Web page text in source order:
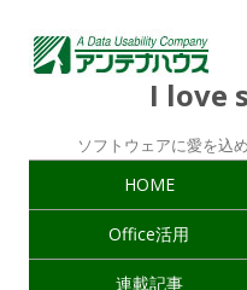
I love
ソフトウェアに愛を込
HOME
Office活用
連載記事